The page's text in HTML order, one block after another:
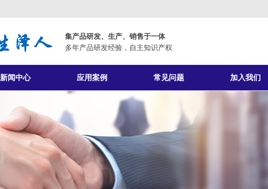
集产品研发、生产、销售于一体
多年产品研发经验，自主知识产权
新闻中心 应用案例 常见问题 加入我们